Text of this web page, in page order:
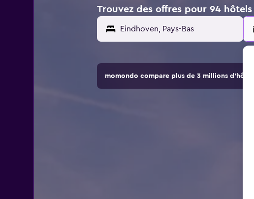
Trouvez des offres pour 94 hôtels
momondo compare plus de 3 millions